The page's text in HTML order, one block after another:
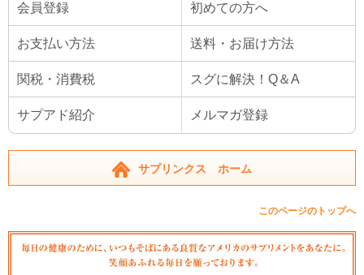
会員登録 初めての方へ
お支払い方法 送料・お届け方法
関税・消費税 スグに解決！Q＆A
サプアド紹介 メルマガ登録
サプリンクス ホーム
このページのトップへ